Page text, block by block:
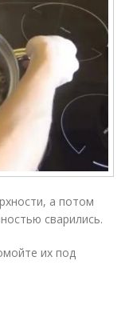
а потом
сварились.
их под